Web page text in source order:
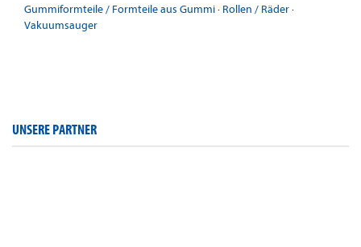
Gummiformteile / Formteile aus Gummi· Rollen / Räder·
Vakuumsauger
UNSERE PARTNER